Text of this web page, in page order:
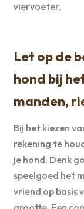
viervoeter.
Let op de
hond bij
manden,
Bij het kiezen
rekening te
je hond. Denk
speelgoed het
vriend op basis